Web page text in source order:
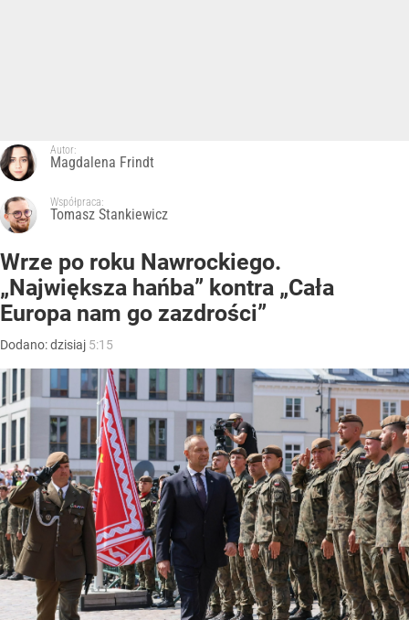
Autor:
Magdalena Frindt
Współpraca:
Tomasz Stankiewicz
Wrze po roku Nawrockiego.
„Największa hańba” kontra „Cała
Europa nam go zazdrości”
Dodano:dzisiaj 5:15